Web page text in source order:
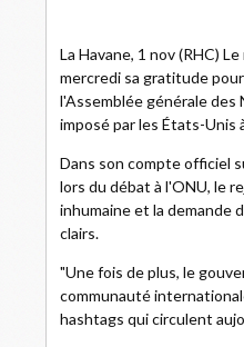
La Havane, 1 nov (RHC)
mercredi sa gratitude
l'Assemblée générale des
imposé par les États-Unis
Dans son compte officiel
lors du débat à l'ONU, le
inhumaine et la demande
clairs.
"Une fois de plus, le
communauté
hashtags qui circulent